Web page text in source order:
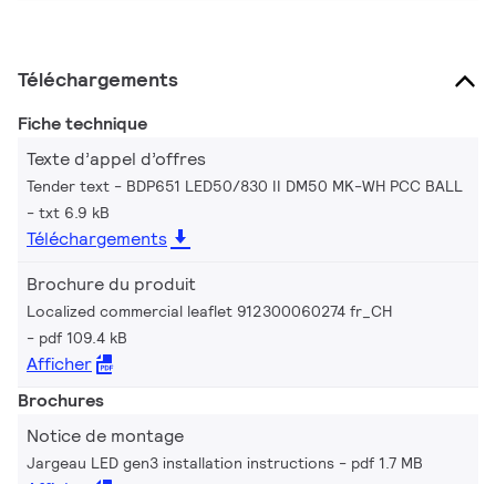
Téléchargements
Fiche technique
Texte d’appel d’offres
Tender text - BDP651 LED50/830 II DM50 MK-WH PCC BALL
txt 6.9 kB
Téléchargements
Brochure du produit
Localized commercial leaflet 912300060274 fr_CH
pdf 109.4 kB
Afficher
Brochures
Notice de montage
Jargeau LED gen3 installation instructions pdf 1.7 MB